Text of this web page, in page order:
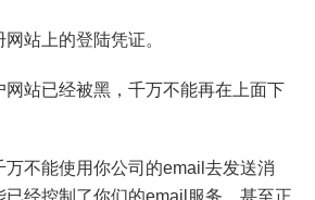
站上的登陆凭证。
网站已经被黑，千万不能再在上面下
不能使用你公司的email去发送消
已经控制了你们的email服务，甚至正